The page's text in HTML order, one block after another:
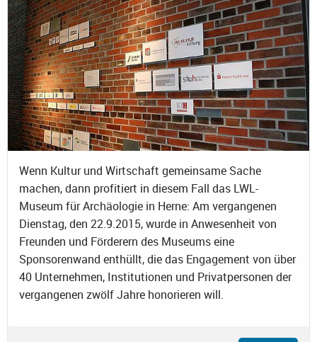
Wenn Kultur und Wirtschaft gemeinsame Sache
machen, dann profitiert in diesem Fall das LWL-
Museum für Archäologie in Herne: Am vergangenen
Dienstag, den 22.9.2015, wurde in Anwesenheit von
Freunden und Förderern des Museums eine
Sponsorenwand enthüllt, die das Engagement von über
40 Unternehmen, Institutionen und Privatpersonen der
vergangenen zwölf Jahre honorieren will.